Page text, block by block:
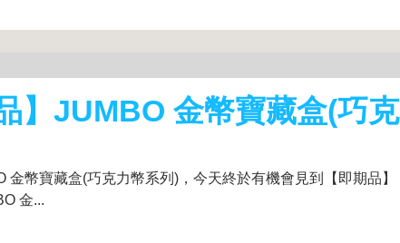
】JUMBO 金幣寶藏盒(巧克
幣寶藏盒(巧克力幣系列)，今天終於有機會見到【即期品】
金...